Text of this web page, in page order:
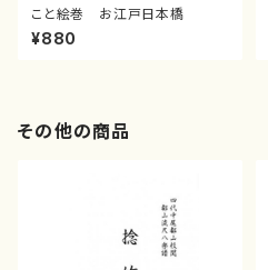
こと絵巻 お江戸日本橋
¥880
その他の商品